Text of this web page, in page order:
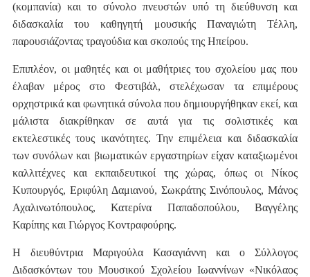
(κομπανία) και το σύνολο πνευστών υπό τη διεύθυνση και
διδασκαλία του καθηγητή μουσικής Παναγιώτη Τέλλη,
παρουσιάζοντας τραγούδια και σκοπούς της Ηπείρου.
Επιπλέον, οι μαθητές και οι μαθήτριες του σχολείου μας που
έλαβαν μέρος στο Φεστιβάλ, στελέχωσαν τα επιμέρους
ορχηστρικά και φωνητικά σύνολα που δημιουργήθηκαν εκεί, και
μάλιστα διακρίθηκαν σε αυτά για τις σολιστικές και
εκτελεστικές τους ικανότητες. Την επιμέλεια και διδασκαλία
των συνόλων και βιωματικών εργαστηρίων είχαν καταξιωμένοι
καλλιτέχνες και εκπαιδευτικοί της χώρας, όπως οι Νίκος
Κυπουργός, Εριφύλη Δαμιανού, Σωκράτης Σινόπουλος, Μάνος
Αχαλινωτόπουλος, Κατερίνα Παπαδοπούλου, Βαγγέλης
Καρίπης και Γιώργος Κοντραφούρης.
Η διευθύντρια Μαριγούλα Κασαγιάννη και ο Σύλλογος
Διδασκόντων του Μουσικού Σχολείου Ιωαννίνων «Νικόλαος